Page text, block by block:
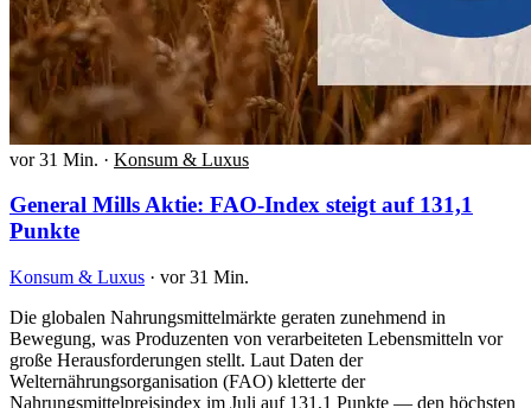
vor 31 Min. · Konsum & Luxus
General Mills Aktie: FAO-Index steigt auf 131,1
Punkte
Konsum & Luxus · vor 31 Min.
Die globalen Nahrungsmittelmärkte geraten zunehmend in
Bewegung, was Produzenten von verarbeiteten Lebensmitteln vor
große Herausforderungen stellt. Laut Daten der
Welternährungsorganisation (FAO) kletterte der
Nahrungsmittelpreisindex im Juli auf 131,1 Punkte — den höchsten